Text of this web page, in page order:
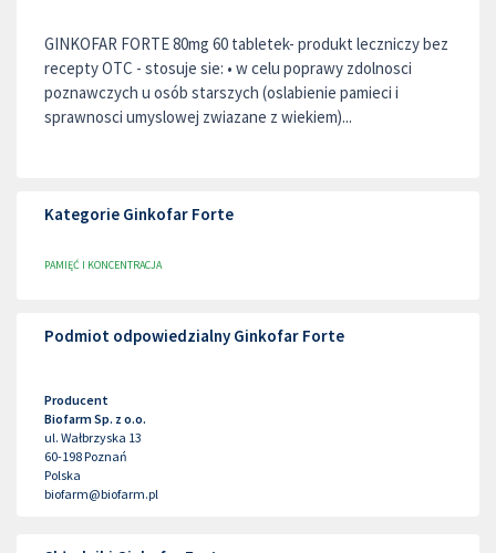
GINKOFAR FORTE 80mg 60 tabletek- produkt leczniczy bez
recepty OTC - stosuje sie: • w celu poprawy zdolnosci
poznawczych u osób starszych (oslabienie pamieci i
sprawnosci umyslowej zwiazane z wiekiem)...
Kategorie Ginkofar Forte
PAMIĘĆ I KONCENTRACJA
Podmiot odpowiedzialny Ginkofar Forte
Producent
Biofarm Sp. z o.o.
ul. Wałbrzyska 13
60-198Poznań
Polska
biofarm@biofarm.pl